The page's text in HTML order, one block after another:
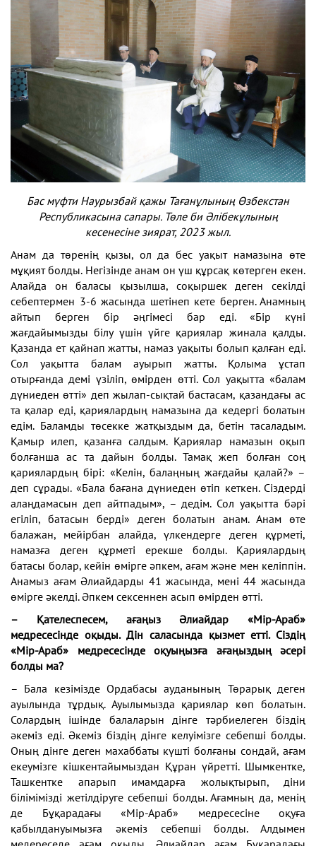
Бас мүфти Наурызбай қажы Тағанұлының Өзбекстан
Республикасына сапары. Төле би Әлібекұлының
кесенесіне зиярат, 2023 жыл.
Анам да төренің қызы, ол да бес уақыт намазына өте
мұқият болды. Негізінде анам он үш құрсақ көтерген екен.
Алайда он баласы қызылша, соқыршек деген секілді
себептермен 3-6 жасында шетінеп кете берген. Анамның
айтып берген бір әңгімесі бар еді. «Бір күні
жағдайымызды білу үшін үйге қариялар жинала қалды.
Қазанда ет қайнап жатты, намаз уақыты болып қалған еді.
Сол уақытта балам ауырып жатты. Қолыма ұстап
отырғанда демі үзіліп, өмірден өтті. Сол уақытта «балам
дүниеден өтті» деп жылап-сықтай бастасам, қазандағы ас
та қалар еді, қариялардың намазына да кедергі болатын
едім. Баламды төсекке жатқыздым да, бетін тасаладым.
Қамыр илеп, қазанға салдым. Қариялар намазын оқып
болғанша ас та дайын болды. Тамақ жеп болған соң
қариялардың бірі: «Келін, балаңның жағдайы қалай?» –
деп сұрады. «Бала бағана дүниеден өтіп кеткен. Сіздерді
алаңдамасын деп айтпадым», – дедім. Сол уақытта бәрі
егіліп, батасын берді» деген болатын анам. Анам өте
балажан, мейірбан алайда, үлкендерге деген құрметі,
намазға деген құрметі ерекше болды. Қариялардың
батасы болар, кейін өмірге әпкем, ағам және мен келіппін.
Анамыз ағам Әлиайдарды 41 жасында, мені 44 жасында
өмірге әкелді. Әпкем сексеннен асып өмірден өтті.
– Қателеспесем, ағаңыз Әлиайдар «Мір-Араб»
медресесінде оқыды. Дін саласында қызмет етті. Сіздің
«Мір-Араб» медресесінде оқуыңызға ағаңыздың әсері
болды ма?
– Бала кезімізде Ордабасы ауданының Төрарық деген
ауылында тұрдық. Ауылымызда қариялар көп болатын.
Солардың ішінде балаларын дінге тәрбиелеген біздің
әкеміз еді. Әкеміз біздің дінге келуімізге себепші болды.
Оның дінге деген махаббаты күшті болғаны сондай, ағам
екеумізге кішкентайымыздан Құран үйретті. Шымкентке,
Ташкентке апарып имамдарға жолықтырып, діни
білімімізді жетілдіруге себепші болды. Ағамның да, менің
де Бұқарадағы «Мір-Араб» медресесіне оқуға
қабылдануымызға әкеміз себепші болды. Алдымен